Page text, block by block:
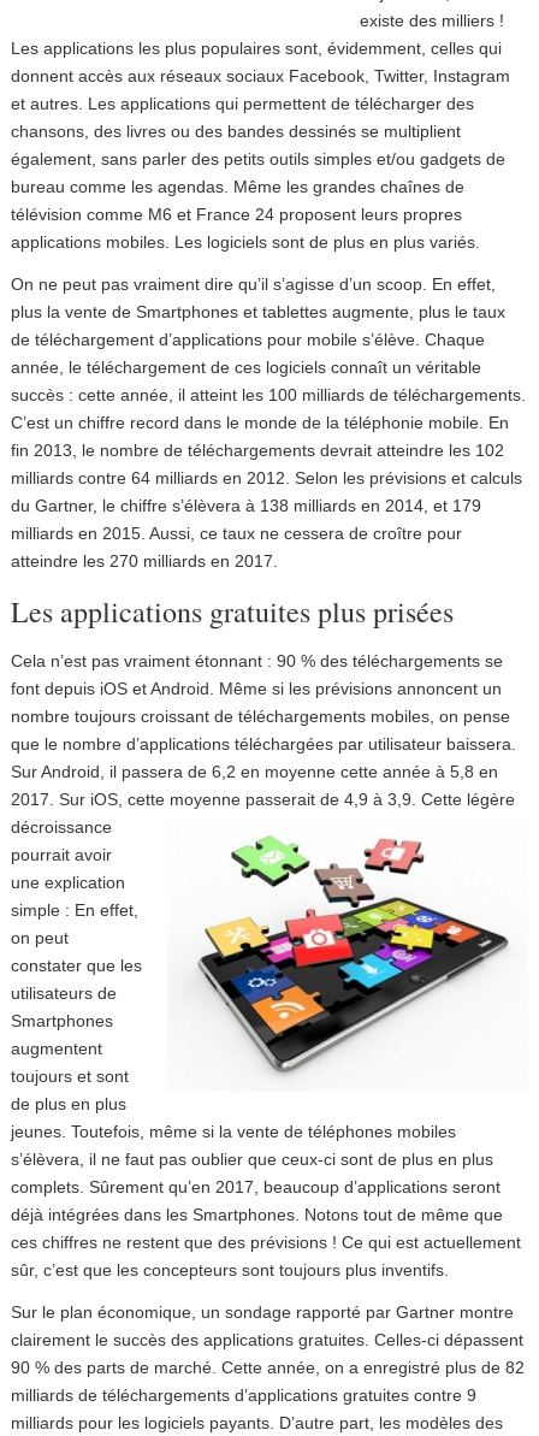
existe des milliers !
Les applications les plus populaires sont, évidemment, celles qui
donnent accès aux réseaux sociaux Facebook, Twitter, Instagram
et autres. Les applications qui permettent de télécharger des
chansons, des livres ou des bandes dessinés se multiplient
également, sans parler des petits outils simples et/ou gadgets de
bureau comme les agendas. Même les grandes chaînes de
télévision comme M6 et France 24 proposent leurs propres
applications mobiles. Les logiciels sont de plus en plus variés.
On ne peut pas vraiment dire qu’il s’agisse d’un scoop. En effet,
plus la vente de Smartphones et tablettes augmente, plus le taux
de téléchargement d’applications pour mobile s’élève. Chaque
année, le téléchargement de ces logiciels connaît un véritable
succès : cette année, il atteint les 100 milliards de téléchargements.
C’est un chiffre record dans le monde de la téléphonie mobile. En
fin 2013, le nombre de téléchargements devrait atteindre les 102
milliards contre 64 milliards en 2012. Selon les prévisions et calculs
du Gartner, le chiffre s’élèvera à 138 milliards en 2014, et 179
milliards en 2015. Aussi, ce taux ne cessera de croître pour
atteindre les 270 milliards en 2017.
Les applications gratuites plus prisées
Cela n’est pas vraiment étonnant : 90 % des téléchargements se
font depuis iOS et Android. Même si les prévisions annoncent un
nombre toujours croissant de téléchargements mobiles, on pense
que le nombre d’applications téléchargées par utilisateur baissera.
Sur Android, il passera de 6,2 en moyenne cette année à 5,8 en
2017. Sur iOS, cette moyenne passerait de 4,9 à 3,9. Cette légère
décroissance
pourrait avoir
une explication
simple : En effet,
on peut
constater que les
utilisateurs de
Smartphones
augmentent
toujours et sont
de plus en plus
jeunes. Toutefois, même si la vente de téléphones mobiles
s’élèvera, il ne faut pas oublier que ceux-ci sont de plus en plus
complets. Sûrement qu’en 2017, beaucoup d’applications seront
déjà intégrées dans les Smartphones. Notons tout de même que
ces chiffres ne restent que des prévisions ! Ce qui est actuellement
sûr, c’est que les concepteurs sont toujours plus inventifs.
Sur le plan économique, un sondage rapporté par Gartner montre
clairement le succès des applications gratuites. Celles-ci dépassent
90 % des parts de marché. Cette année, on a enregistré plus de 82
milliards de téléchargements d’applications gratuites contre 9
milliards pour les logiciels payants. D’autre part, les modèles des